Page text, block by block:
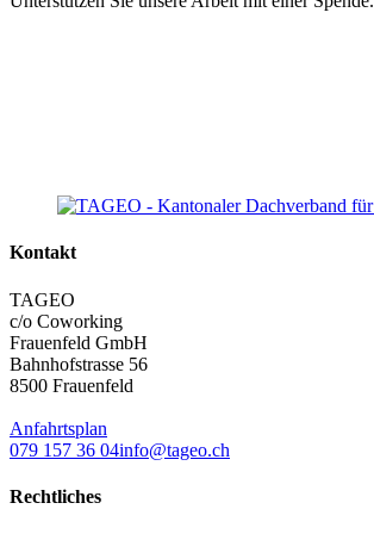
Kontakt
TAGEO
c/o Coworking
Frauenfeld GmbH
Bahnhofstrasse 56
8500 Frauenfeld
Anfahrtsplan
079 157 36 04info@tageo.ch
Rechtliches